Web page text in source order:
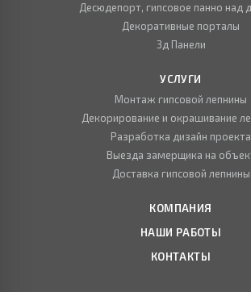
Десюдепорт, гипсовое панно над
Декоративные порталы
3д Панели
УСЛУГИ
Монтаж гипсовой лепнины
Декорирование и окрашивание
Разработка дизайн проекта
Выезда замерщика на
Доставка гипсовой лепнины
КОМПАНИЯ
НАШИ РАБОТЫ
КОНТАКТЫ